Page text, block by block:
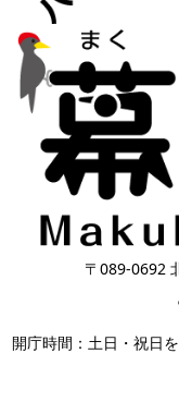
〒089-0692
開庁時間：土日・祝日